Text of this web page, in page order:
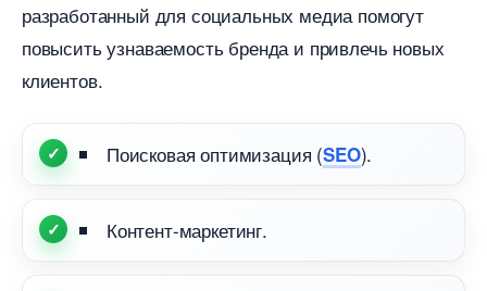
разработанный для социальных медиа помогут
повысить узнаваемость бренда и привлечь новых
клиентов.
Поисковая оптимизация (SEO).
Контент-маркетинг.